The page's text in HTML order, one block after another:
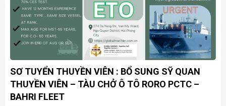
SƠ TUYỂN THUYỀN VIÊN : BỔ SUNG SỸ QUAN
THUYỀN VIÊN – TÀU CHỞ Ô TÔ RORO PCTC –
BAHRI FLEET